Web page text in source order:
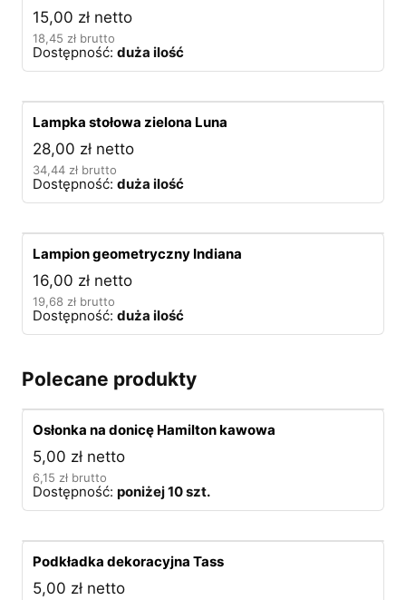
15,00 zł netto
18,45 zł brutto
Dostępność: duża ilość
Lampka stołowa zielona Luna
28,00 zł netto
34,44 zł brutto
Dostępność: duża ilość
Lampion geometryczny Indiana
16,00 zł netto
19,68 zł brutto
Dostępność: duża ilość
Polecane produkty
Osłonka na donicę Hamilton kawowa
5,00 zł netto
6,15 zł brutto
Dostępność: poniżej 10 szt.
Podkładka dekoracyjna Tass
5,00 zł netto